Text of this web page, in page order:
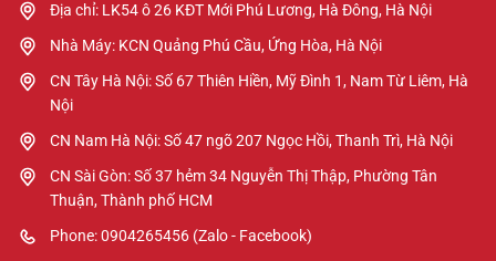
Địa chỉ: LK54 ô 26 KĐT Mới Phú Lương, Hà Đông, Hà Nội
Nhà Máy: KCN Quảng Phú Cầu, Ứng Hòa, Hà Nội
CN Tây Hà Nội: Số 67 Thiên Hiền, Mỹ Đình 1, Nam Từ Liêm, Hà
Nội
CN Nam Hà Nội: Số 47 ngõ 207 Ngọc Hồi, Thanh Trì, Hà Nội
CN Sài Gòn: Số 37 hẻm 34 Nguyễn Thị Thập, Phường Tân
Thuận, Thành phố HCM
Phone: 0904265456 (Zalo - Facebook)